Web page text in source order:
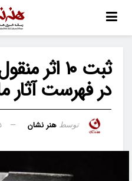
ثبت ۱۰
در فهرست آثار
توسط هنر نشان